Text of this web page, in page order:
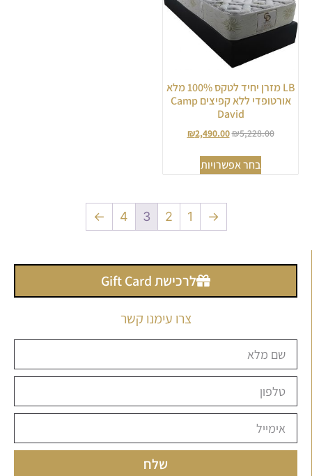
LB מזרן יחיד לטקס 100% מלא
אורטופדי ללא קפיצים Camp
David
₪5,228.00
₪2,490.00
בחר אפשרויות
→
1
2
3
4
←
לרכישת Gift Card
צרו עימנו קשר
שלח